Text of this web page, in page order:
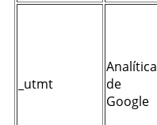
_utmt
Analítica
de
Google